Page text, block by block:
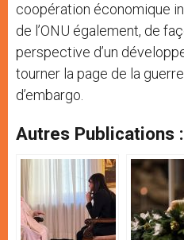
coopération économique
de l’ONU également, de
perspective d’un
tourner la page de la
d’embargo.
Autres Publications :